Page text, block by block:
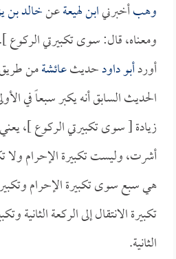
وهبأخبرنيابن لهيعةعنخالد بن
ومعناه، قال: سوى تكبيرتي الركوع ].
أوردأبو داودحديثعائشةمن
الحديث السابق أنه يكبر سبعاً في
زيادة [ سوى تكبيرتي الركوع ]، يعني
أشرت، وليست تكبيرة الإحرام ولا
هي سبع سوى تكبيرة الإحرام
تكبيرة الانتقال إلى الركعة الثانية
الثانية.